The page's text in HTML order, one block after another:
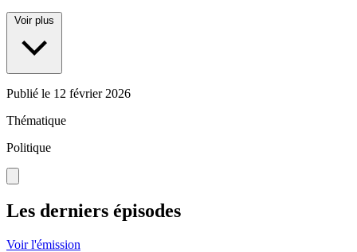
Voir plus
Publié le 12 février 2026
Thématique
Politique
Les derniers épisodes
Voir l'émission